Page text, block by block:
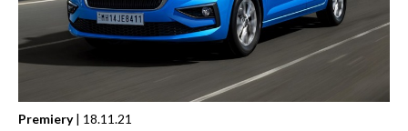
Premiery | 18.11.21